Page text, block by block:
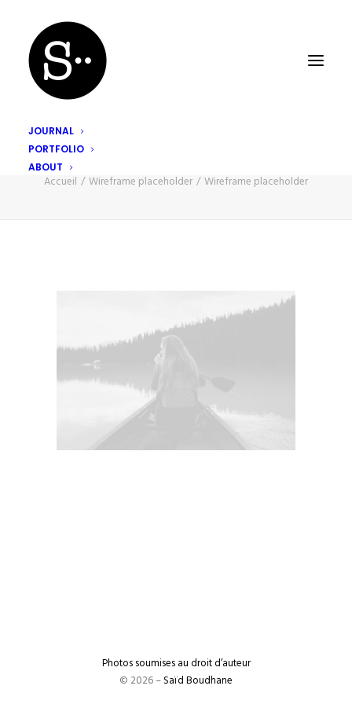
JOURNAL
PORTFOLIO
ABOUT
Accueil Wireframe placeholder Wireframe placeholder
Photos soumises au droit d’auteur
© 2026 –Saïd Boudhane